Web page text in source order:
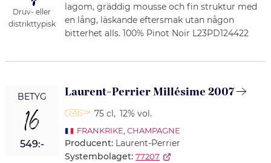
Druv- eller
distrikttypisk
lagom, gräddig mousse och fin struktur med
en lång, läskande eftersmak utan någon
bitterhet alls. 100% Pinot Noir L23PD124422
BETYG
16
549:-
Laurent-Perrier Millésime 2007
75 cl, 12% vol.
FRANKRIKE CHAMPAGNE
Producent: Laurent-Perrier
Systembolaget: 77207